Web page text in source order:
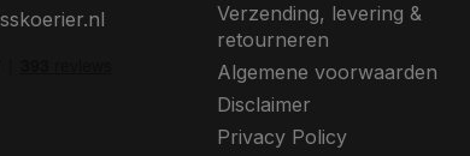
Verzending, levering &
retourneren
Algemene voorwaarden
Disclaimer
Privacy Policy